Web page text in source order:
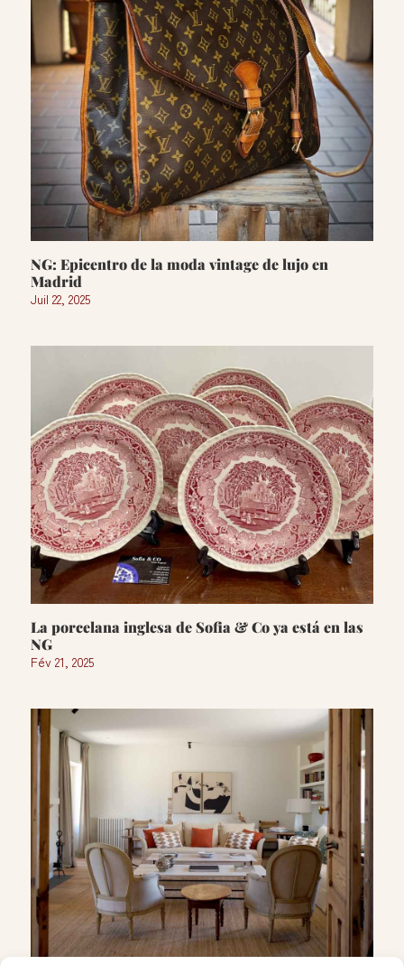
NG: Epicentro de la moda vintage de lujo en
Madrid
Juil 22, 2025
La porcelana inglesa de Sofia & Co ya está en las
NG
Fév 21, 2025